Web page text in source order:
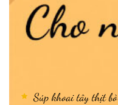
Súp khoai tây thịt bò